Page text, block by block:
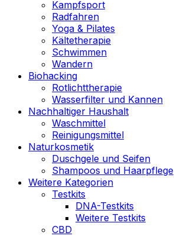
Kampfsport
Radfahren
Yoga & Pilates
Kältetherapie
Schwimmen
Wandern
Biohacking
Rotlichttherapie
Wasserfilter und Kannen
Nachhaltiger Haushalt
Waschmittel
Reinigungsmittel
Naturkosmetik
Duschgele und Seifen
Shampoos und Haarpflege
Weitere Kategorien
Testkits
DNA-Testkits
Weitere Testkits
CBD